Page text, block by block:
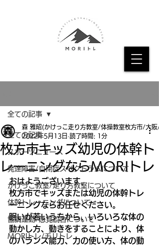
全ての記事
スポーツニュース
発達障害/自閉症スペクトラムについて
かけっこ教室/走り方教室について
体幹トレーニングについて
協調運動/感覚統合について
MORIトレ/モリトレ
全ての記事
枚方市キッズ幼児の体幹ト
レーニングならMORIトレ
森 雅昭(かけっこ走り方教室/体操教室枚方市/大阪/
2022年5月13日 読了時間: 1分
おはようございます。
枚方市でキッズまたは幼児の体幹トレ
ーニングならお任せください。
眠いが若いうちから、いろいろな体の
動かし方、動きをすることにより、体
のバランス能力、力の使い方、体の動